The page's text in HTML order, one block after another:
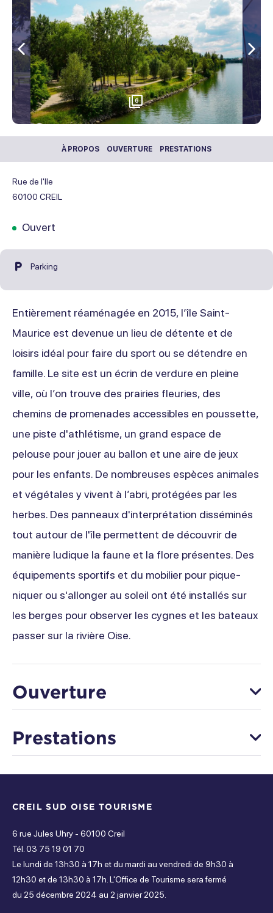
6
Précédent
À PROPOS OUVERTURE PRESTATIONS
Rue de l'Ile
60100 CREIL
Ouvert
Parking
Entièrement réaménagée en 2015, l’île Saint-
Maurice est devenue un lieu de détente et de
loisirs idéal pour faire du sport ou se détendre en
famille. Le site est un écrin de verdure en pleine
ville, où l’on trouve des prairies fleuries, des
chemins de promenades accessibles en poussette,
une piste d'athlétisme, un grand espace de
pelouse pour jouer au ballon et une aire de jeux
pour les enfants. De nombreuses espèces animales
et végétales y vivent à l’abri, protégées par les
herbes. Des panneaux d'interprétation disséminés
tout autour de l'île permettent de découvrir de
manière ludique la faune et la flore présentes. Des
équipements sportifs et du mobilier pour pique-
niquer ou s'allonger au soleil ont été installés sur
les berges pour observer les cygnes et les bateaux
passer sur la rivière Oise.
Ouverture
Ouvert de 00h à 00h
Jeudi
Prestations
Équipements
Parking gratuit Toilettes
Services
Aire de pique-nique Espace jeux
CREIL SUD OISE TOURISME
6 rue Jules Uhry - 60100 Creil
Tél. 03 75 19 01 70
Le lundi de 13h30 à 17h et du mardi au vendredi de 9h30 à
12h30 et de 13h30 à 17h. L'Office de Tourisme sera fermé
du 25 décembre 2024 au 2 janvier 2025.